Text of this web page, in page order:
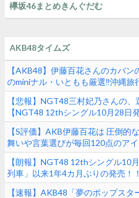
欅坂46まとめきんぐだむ
AKB48タイムズ
【AKB48】伊藤百花さんのカバ
のminiナル・いともも厳選‼︎沖縄旅
【悲報】NGT48三村妃乃さんの
【NGT48 12thシングル10月28日発
【S評価】AKB伊藤百花は 圧倒的
舞いや言葉選びが毎回120点のア
【朗報】NGT48 12thシングル10
列車」以来1年4カ月ぶりの発売！！
【速報】AKB48「夢のポップス